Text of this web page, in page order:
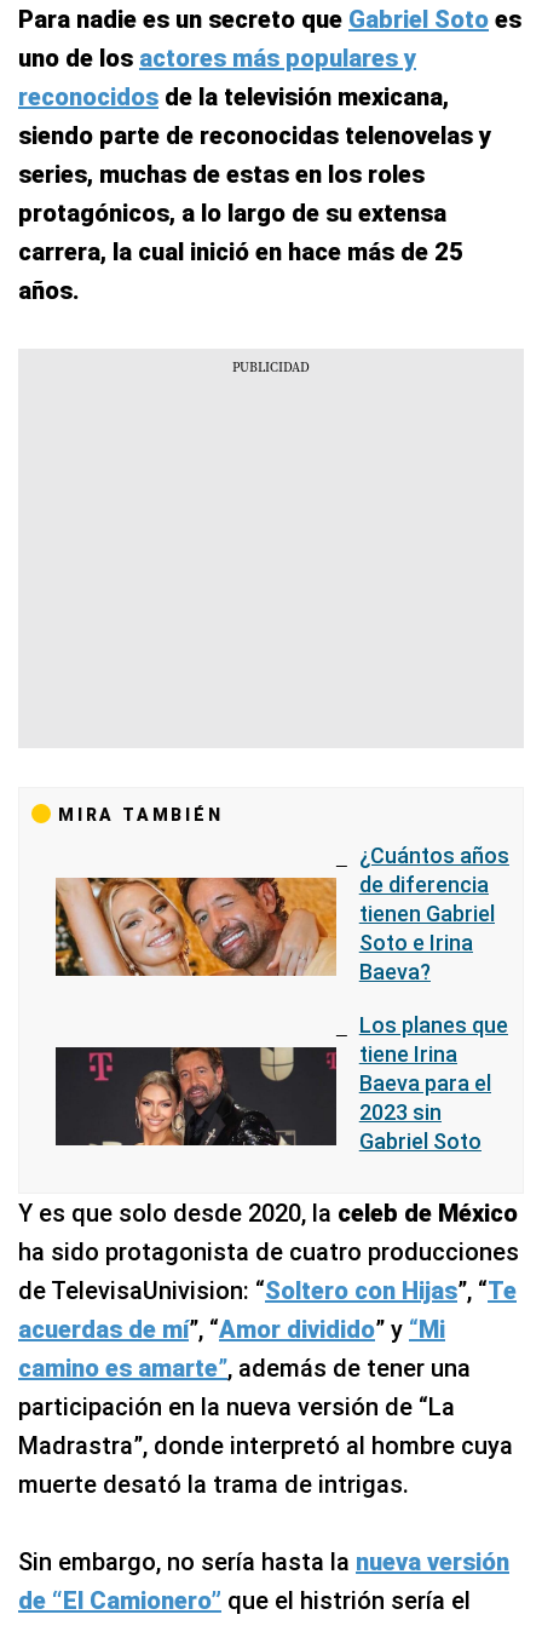
Para nadie es un secreto que Gabriel Soto es
uno de los actores más populares y
reconocidos de la televisión mexicana,
siendo parte de reconocidas telenovelas y
series, muchas de estas en los roles
protagónicos, a lo largo de su extensa
carrera, la cual inició en hace más de 25
años.
MIRA TAMBIÉN
¿Cuántos años
de diferencia
tienen Gabriel
Soto e Irina
Baeva?
Los planes que
tiene Irina
Baeva para el
2023 sin
Gabriel Soto
Y es que solo desde 2020, la celeb de México
ha sido protagonista de cuatro producciones
de TelevisaUnivision: “Soltero con Hijas”, “Te
acuerdas de mí”, “Amor dividido” y “Mi
camino es amarte”, además de tener una
participación en la nueva versión de “La
Madrastra”, donde interpretó al hombre cuya
muerte desató la trama de intrigas.
Sin embargo, no sería hasta la nueva versión
de “El Camionero” que el histrión sería el